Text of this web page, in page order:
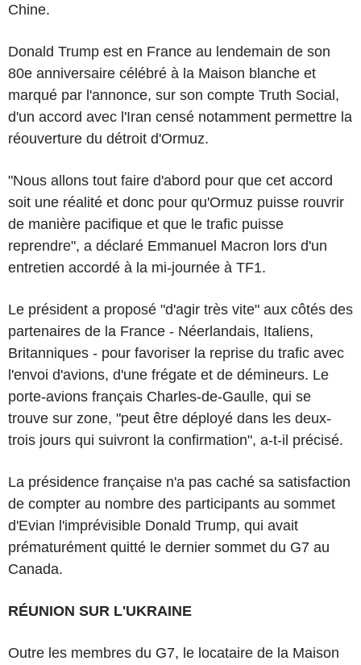
Chine.
Donald Trump est en France au lendemain de son
80e anniversaire célébré à la Maison blanche et
marqué par l'annonce, sur son compte Truth Social,
d'un accord avec l'Iran censé notamment permettre la
réouverture du détroit d'Ormuz.
"Nous allons tout faire d'abord pour que cet accord
soit une réalité et donc pour qu'Ormuz puisse rouvrir
de manière pacifique et que le trafic puisse
reprendre", a déclaré Emmanuel Macron lors d'un
entretien accordé à la mi-journée à TF1.
Le président a proposé "d'agir très vite" aux côtés des
partenaires de la France - Néerlandais, Italiens,
Britanniques - pour favoriser la reprise du trafic avec
l'envoi d'avions, d'une frégate et de démineurs. Le
porte-avions français Charles-de-Gaulle, qui se
trouve sur zone, "peut être déployé dans les deux-
trois jours qui suivront la confirmation", a-t-il précisé.
La présidence française n'a pas caché sa satisfaction
de compter au nombre des participants au sommet
d'Evian l'imprévisible Donald Trump, qui avait
prématurément quitté le dernier sommet du G7 au
Canada.
RÉUNION SUR L'UKRAINE
Outre les membres du G7, le locataire de la Maison